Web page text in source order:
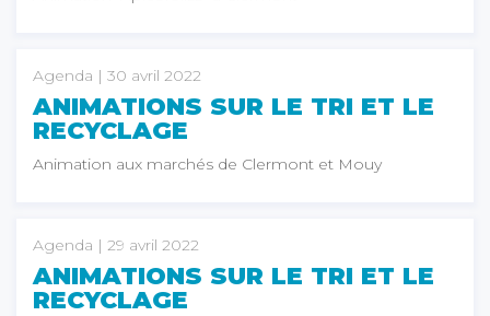
Agenda | 30 avril 2022
ANIMATIONS SUR LE TRI ET LE
RECYCLAGE
Animation aux marchés de Clermont et Mouy
Agenda | 29 avril 2022
ANIMATIONS SUR LE TRI ET LE
RECYCLAGE